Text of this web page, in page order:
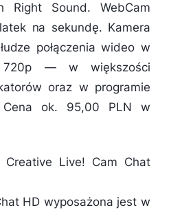
Right Sound. WebCam
na sekundę. Kamera
połączenia wideo w
720p — w większości
oraz w programie
Cena ok. 95,00 PLN w
Creative Live! Cam Chat
HD wyposażona jest w